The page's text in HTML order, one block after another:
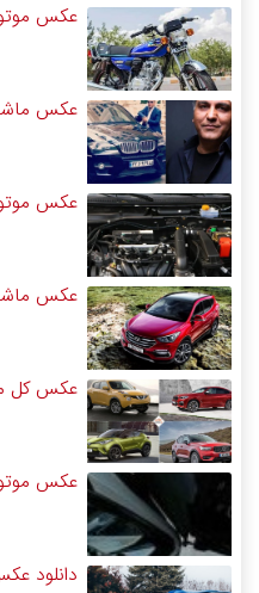
عکس موتور
عکس
عکس
عکس
عکس کل
عکس
دانلود